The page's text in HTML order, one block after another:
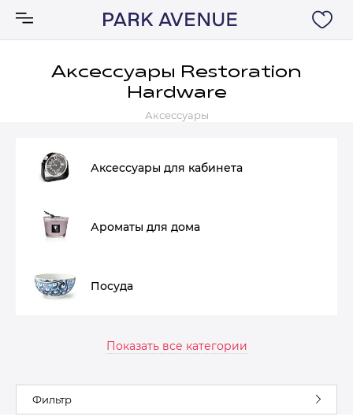
Мебель
Свет
Акции
Гостиная
Кухня
Мягкая мебель
Аксессуары Restoration
Hardware
Аксессуары
Аксессуары для кабинета
Ароматы для дома
Посуда
Показать все категории
Фильтр